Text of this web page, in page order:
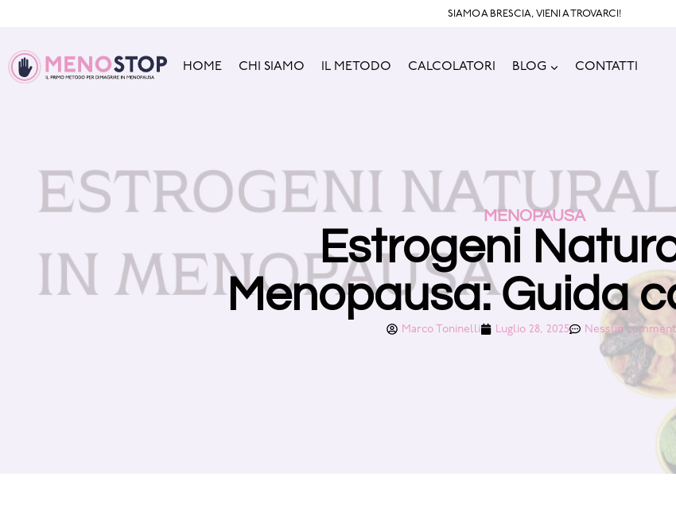
SIAMO A BRESCIA, VIENI A TROVARCI!
HOME CHI SIAMO IL METODO CALCOLATORI BLOG CONTATTI
MENOPAUSA
Estrogeni
Menopausa: Guida
Marco Toninelli Luglio 28, 2025 Nessun